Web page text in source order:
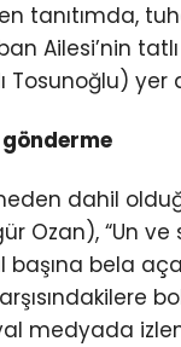
tanıtımda,
Ailesi’nin tatlı
Tosunoğlu) yer
dahil
Ozan), “Un
başına bela
medyada